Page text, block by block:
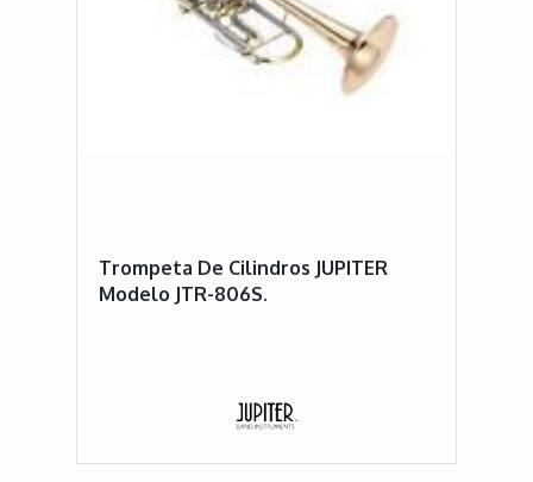
Trompeta De Cilindros JUPITER
Modelo JTR-806S.